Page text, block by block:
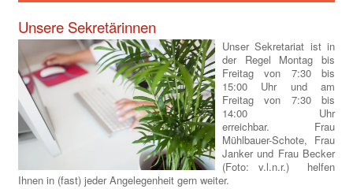
Unsere Sekretärinnen
Unser Sekretariat ist in
der Regel Montag bis
Freitag von 7:30 bis
15:00 Uhr und am
Freitag von 7:30 bis
14:00 Uhr
erreichbar. Frau
Mühlbauer-Schote, Frau
Janker und Frau Becker
(Foto: v.l.n.r.) helfen
Ihnen in (fast) jeder Angelegenheit gern weiter.